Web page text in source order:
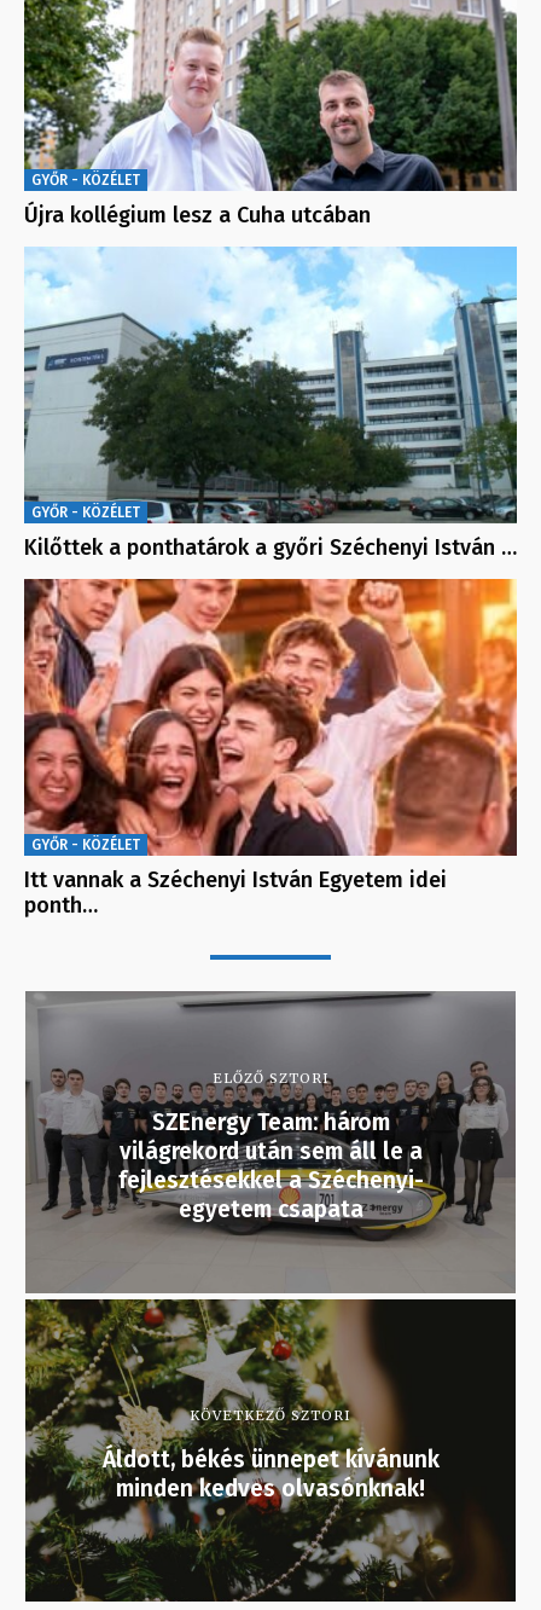
GYŐR - KÖZÉLET
Újra kollégium lesz a Cuha utcában
GYŐR - KÖZÉLET
Kilőttek a ponthatárok a győri Széchenyi István …
GYŐR - KÖZÉLET
Itt vannak a Széchenyi István Egyetem idei
ponth…
ELŐZŐ SZTORI
SZEnergy Team: három
világrekord után sem áll le a
fejlesztésekkel a Széchenyi-
egyetem csapata
KÖVETKEZŐ SZTORI
Áldott, békés ünnepet kívánunk
minden kedves olvasónknak!